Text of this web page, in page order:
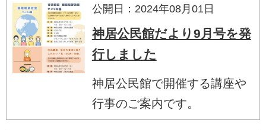
公開日：2024年08月01日
神居公民館だより9月号を発
行しました
神居公民館で開催する講座や
行事のご案内です。